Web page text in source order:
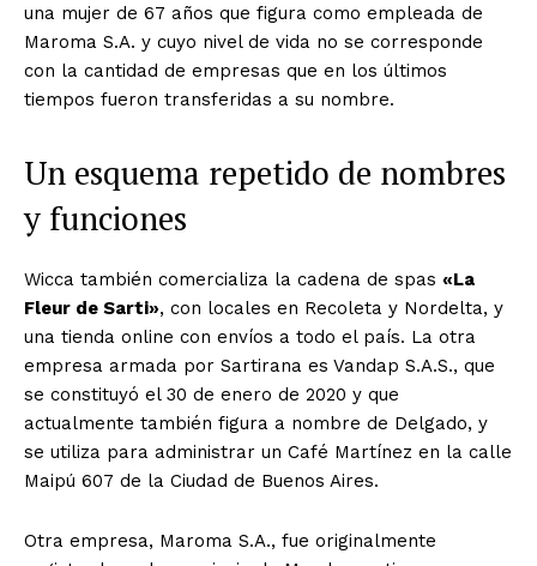
una mujer de 67 años que figura como empleada de
Maroma S.A. y cuyo nivel de vida no se corresponde
con la cantidad de empresas que en los últimos
tiempos fueron transferidas a su nombre.
Un esquema repetido de nombres
y funciones
Wicca también comercializa la cadena de spas «La
Fleur de Sarti», con locales en Recoleta y Nordelta, y
una tienda online con envíos a todo el país. La otra
empresa armada por Sartirana es Vandap S.A.S., que
se constituyó el 30 de enero de 2020 y que
actualmente también figura a nombre de Delgado, y
se utiliza para administrar un Café Martínez en la calle
Maipú 607 de la Ciudad de Buenos Aires.
Otra empresa, Maroma S.A., fue originalmente